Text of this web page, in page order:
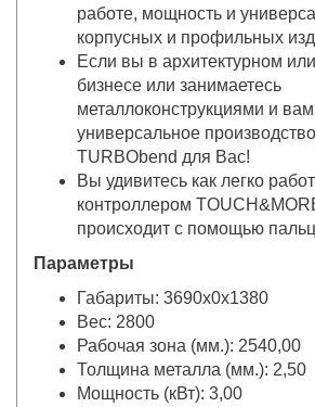
работе, мощность и
корпусных и профильных
Если вы в архитектурном
бизнесе или занимаетесь
металлоконструкциями и
универсальное
TURBObend для Вас!
Вы удивитесь как легко
контроллером
происходит с помощью
Параметры
Габариты: 3690x0x1380
Вес: 2800
Рабочая зона (мм.): 2540,00
Толщина металла (мм.): 2,50
Мощность (кВт): 3,00